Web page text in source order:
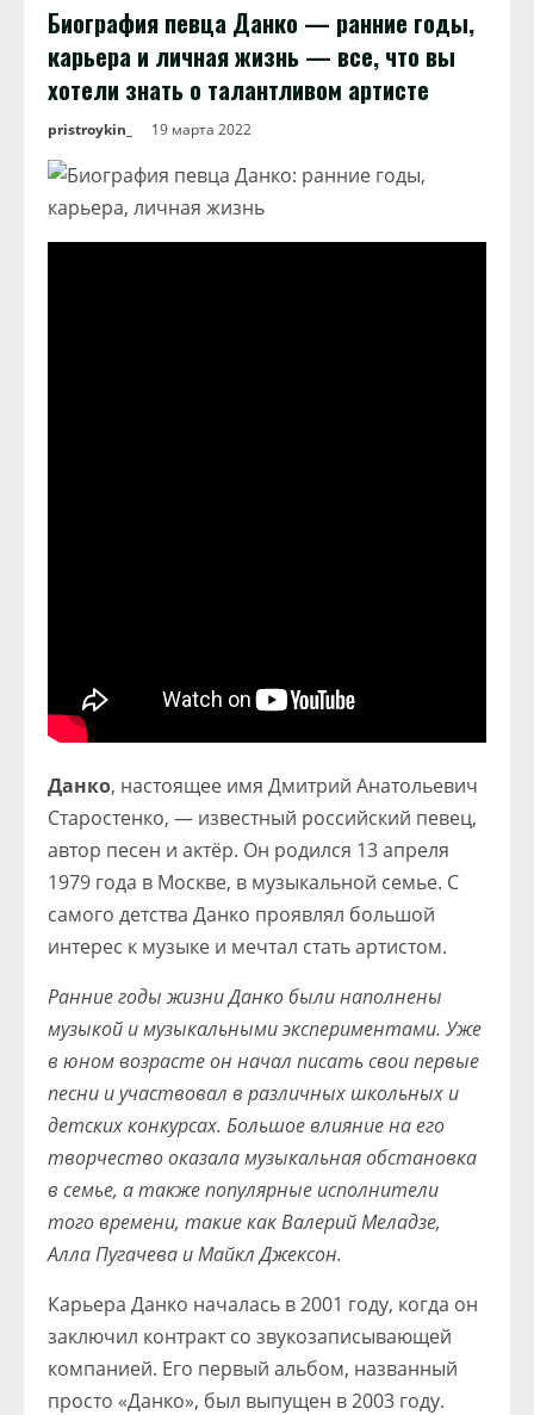
Биография певца Данко — ранние годы,
карьера и личная жизнь — все, что вы
хотели знать о талантливом артисте
pristroykin_ 19 марта 2022
Данко, настоящее имя Дмитрий Анатольевич
Старостенко, — известный российский певец,
автор песен и актёр. Он родился 13 апреля
1979 года в Москве, в музыкальной семье. С
самого детства Данко проявлял большой
интерес к музыке и мечтал стать артистом.
Ранние годы жизни Данко были наполнены
музыкой и музыкальными экспериментами. Уже
в юном возрасте он начал писать свои первые
песни и участвовал в различных школьных и
детских конкурсах. Большое влияние на его
творчество оказала музыкальная обстановка
в семье, а также популярные исполнители
того времени, такие как Валерий Меладзе,
Алла Пугачева и Майкл Джексон.
Карьера Данко началась в 2001 году, когда он
заключил контракт со звукозаписывающей
компанией. Его первый альбом, названный
просто «Данко», был выпущен в 2003 году.